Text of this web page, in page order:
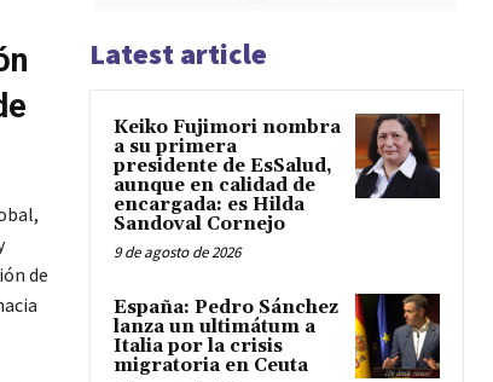
de
Latest article
Keiko Fujimori nombra
a su primera
presidente de EsSalud,
aunque en calidad de
encargada: es Hilda
Sandoval Cornejo
9 de agosto de 2026
España: Pedro Sánchez
lanza un ultimátum a
Italia por la crisis
migratoria en Ceuta